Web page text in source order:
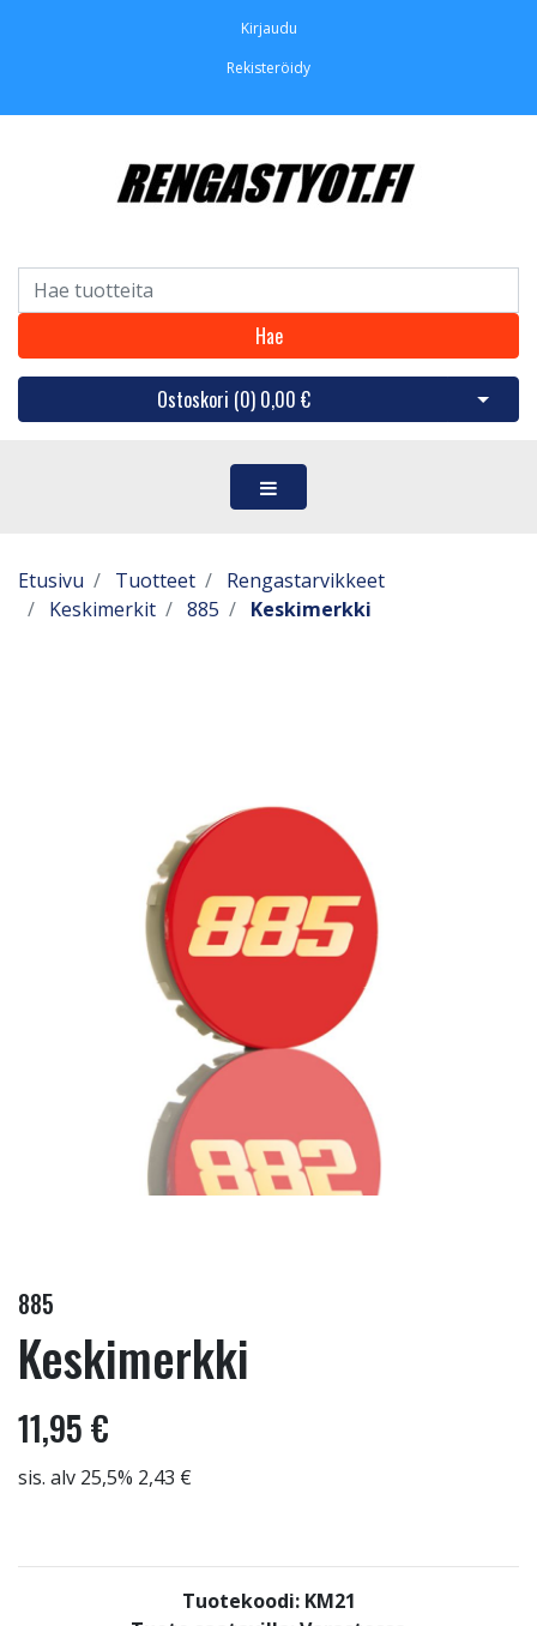
Kirjaudu
Rekisteröidy
Hae
Ostoskori (0) 0,00 € Avaa
Etusivu Tuotteet
Rengastarvikkeet
Keskimerkit
885 Keskimerkki
885
Keskimerkki
11,95 €
sis. alv 25,5% 2,43 €
Tuotekoodi: KM21